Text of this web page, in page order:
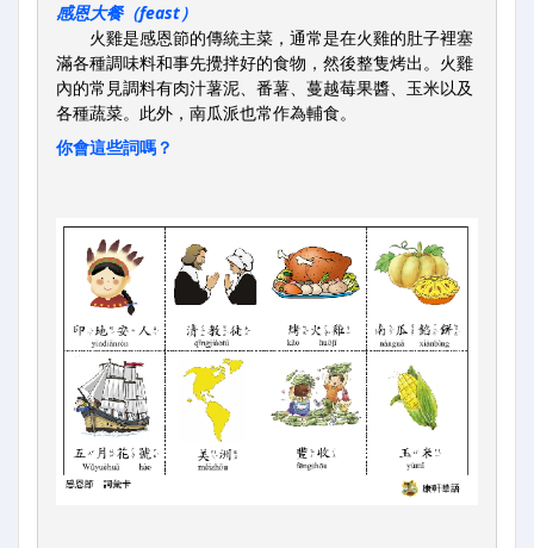
感恩大餐（feast）
火雞是感恩節的傳統主菜，通常是在火雞的肚子裡塞
滿各種調味料和事先攪拌好的食物，然後整隻烤出。火雞
內的常見調料有肉汁薯泥、番薯、蔓越莓果醬、玉米以及
各種蔬菜。此外，南瓜派也常作為輔食。
你會這些詞嗎？